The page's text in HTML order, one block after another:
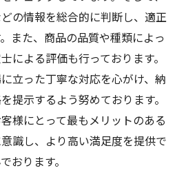
の情報を総合的に判断し、適正
また、商品の品質や種類によっ
による評価も行っております。
立った丁寧な対応を心がけ、納
提示するよう努めております。
様にとって最もメリットのある
識し、より高い満足度を提供で
おります。